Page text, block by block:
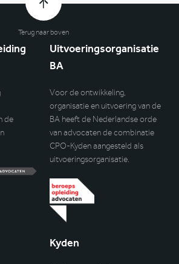
Terug naar boven
de
Uitvoeringsorganisatie
BA
Voor de ontwikkeling,
organisatie en uitvoering van de
BA heeft de Nederlandse orde
van advocaten de combinatie
CPO-Kyden aangesteld als
uitvoeringsorganisatie.
Kyden